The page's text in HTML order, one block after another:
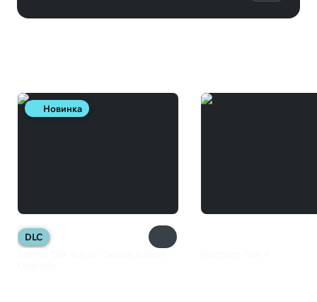
Новинка
DLC